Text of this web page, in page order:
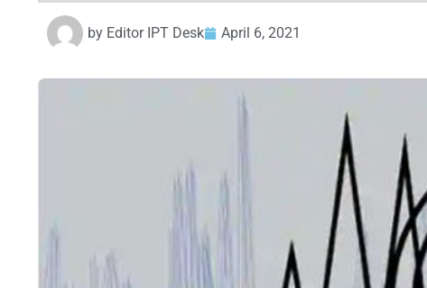
by Editor IPT Desk April 6, 2021